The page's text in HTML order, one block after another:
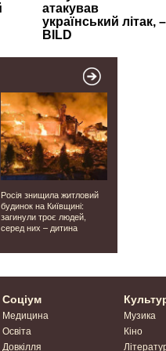
Росія знищила житловий
будинок на Київщині:
загинули троє людей,
серед них – дитина
Соціум
Медицина
Освіта
Довкілля
Музика
Кіно